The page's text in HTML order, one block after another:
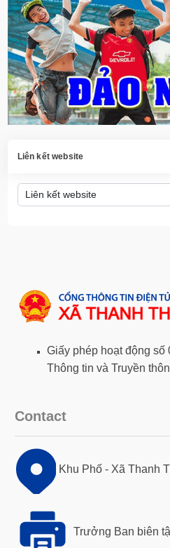
Liên kết website
Giấy phép hoạt động
Thông tin và Truyền
Contact
Khu Phố - Xã Thanh
Trưởng Ban biên